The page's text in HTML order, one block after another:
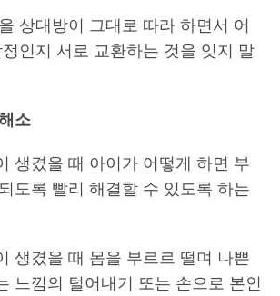
상대방이 그대로 따라 하면서 어
인지 서로 교환하는 것을 잊지 말
소
생겼을 때 아이가 어떻게 하면 부
도록 빨리 해결할 수 있도록 하는
생겼을 때 몸을 부르르 떨며 나쁜
느낌의 털어내기 또는 손으로 본인